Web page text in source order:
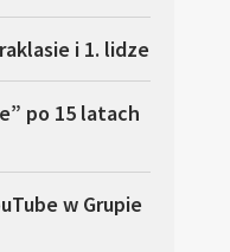
i 1. lidze
po 15 latach
w Grupie